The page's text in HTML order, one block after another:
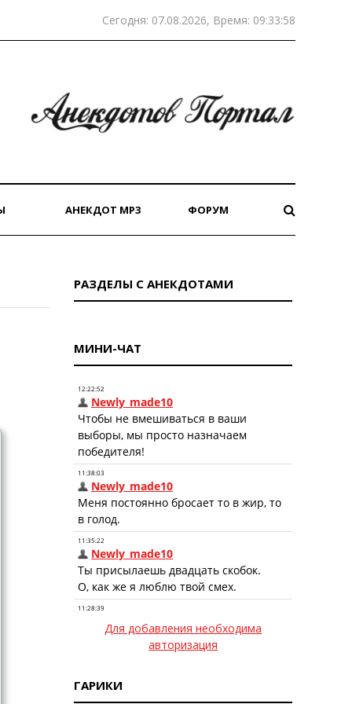
Сегодня: 07.08.2026, Время: 09:33:58
АНЕКДОТ MP3 ФОРУМ
РАЗДЕЛЫ С АНЕКДОТАМИ
МИНИ-ЧАТ
Для добавления необходима
авторизация
ГАРИКИ